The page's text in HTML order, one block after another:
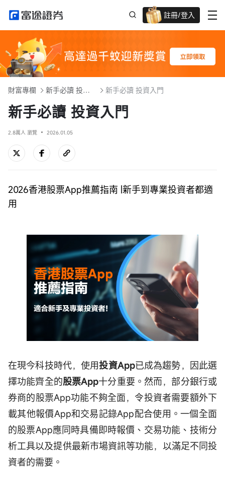
註冊/登入
財富專欄 新手必讀 投資入門101 新手必讀 投資入門
新手必讀 投資入門
2.8萬人 瀏覽 2026.01.05
2026香港股票App推薦指南 |新手到專業投資者都適
用
在現今科技時代，使用投資App已成為趨勢，因此選
擇功能齊全的股票App十分重要。然而，部分銀行或
券商的股票App功能不夠全面，令投資者需要額外下
載其他報價App和交易記錄App配合使用。一個全面
的股票App應同時具備即時報價、交易功能、技術分
析工具以及提供最新市場資訊等功能，以滿足不同投
資者的需要。